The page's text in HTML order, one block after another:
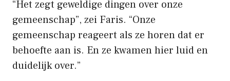
“Het zegt geweldige dingen over onze
gemeenschap”, zei Faris. “Onze
gemeenschap reageert als ze horen dat er
behoefte aan is. En ze kwamen hier luid en
duidelijk over.”